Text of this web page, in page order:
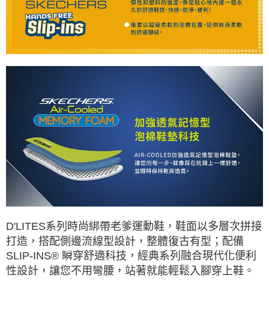
D'LITES系列時尚綁帶老爹運動鞋，鞋面以多層次拼接
打造，搭配側邊流線型設計，整體復古有型；配備
SLIP-INS® 瞬穿舒適科技，經典系列融合現代化便利
性設計，讓您不用彎腰，站著就能輕鬆入腳穿上鞋。